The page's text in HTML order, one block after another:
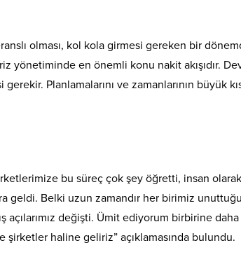
olması, kol kola girmesi gereken bir
yönetiminde en önemli konu nakit akışıdır.
Planlamalarını ve zamanlarının büyük
bu süreç çok şey öğretti, insan olarak
geldi. Belki uzun zamandır her birimiz
açılarımız değişti. Ümit ediyorum birbirine daha
haline geliriz” açıklamasında bulundu.